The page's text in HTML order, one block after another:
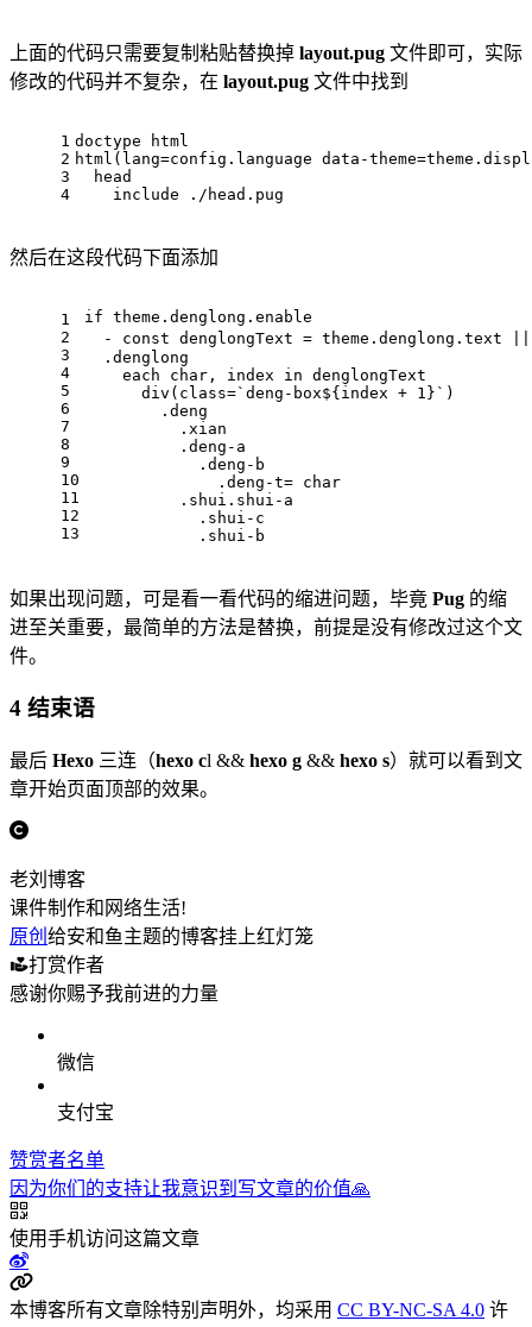
上面的代码只需要复制粘贴替换掉 layout.pug 文件即可，实际
修改的代码并不复杂，在 layout.pug 文件中找到
1
2
3
4
doctype html
html(lang=config.language data-
  head
    include ./head.pug
然后在这段代码下面添加
1
2
3
4
5
6
7
8
9
10
11
12
13
if theme.denglong.enable
- const denglongText = theme.denglong.text || "
  .denglong
    each char, index in denglongText
      div(class=`deng-box${index + 1}`)
        .deng
          .xian
          .deng-a
            .deng-b
              .deng-t= char
          .shui.shui-a
            .shui-c
            .shui-b
如果出现问题，可是看一看代码的缩进问题，毕竟 Pug 的缩
进至关重要，最简单的方法是替换，前提是没有修改过这个文
件。
4 结束语
最后 Hexo 三连（hexo cl && hexo g && hexo s）就可以看到文
章开始页面顶部的效果。
老刘博客
课件制作和网络生活!
原创 给安和鱼主题的博客挂上红灯笼
打赏作者
感谢你赐予我前进的力量
微信
支付宝
赞赏者名单
因为你们的支持让我意识到写文章的价值🙏
使用手机访问这篇文章
本博客所有文章除特别声明外，均采用 CC BY-NC-SA 4.0 许